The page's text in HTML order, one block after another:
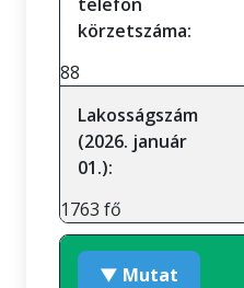
körzetszáma:
88
Lakosságszám
(2026. január
01.):
1763 fő
▼ Mutat